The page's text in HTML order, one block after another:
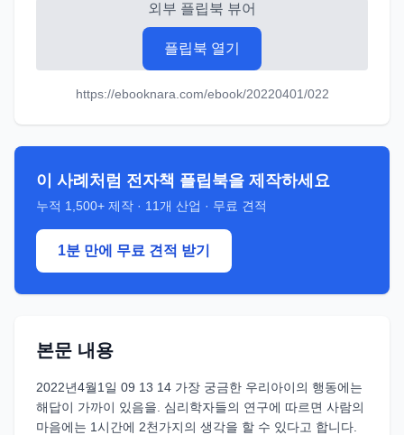
외부 플립북 뷰어
플립북 열기
https://ebooknara.com/ebook/20220401/022
이 사례처럼 전자책 플립북을 제작하세요
누적 1,500+ 제작 · 11 개 산업 · 무료 견적
1분 만에 무료 견적 받기
본문 내용
2022년4월1일 09 13 14 가장 궁금한 우리아이의 행동에는
해답이 가까이 있음을. 심리학자들의 연구에 따르면 사람의
마음에는 1시간에 2천가지의 생각을 할 수 있다고 합니다.